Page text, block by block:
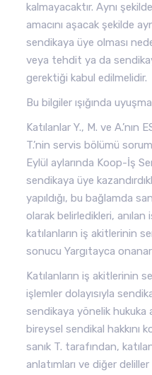
kalmayacaktır. Aynı
amacını aşacak şekilde
sendikaya üye olması
veya tehdit ya da
gerektiği kabul edilmelidir.
Bu bilgiler ışığında
Katılanlar Y., M. ve A.’nın
T.’nin servis bölümü
Eylül aylarında Koop-İş
sendikaya üye
yapıldığı, bu bağlamda
olarak belirledikleri,
katılanların iş akitlerinin
sonucu Yargıtayca
Katılanların iş akitlerinin
işlemler dolayısıyla
sendikaya yönelik hukuka
bireysel sendikal hakkını
sanık T. tarafından,
anlatımları ve diğer